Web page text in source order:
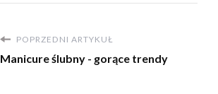
POPRZEDNI ARTYKUŁ
Manicure ślubny - gorące trendy